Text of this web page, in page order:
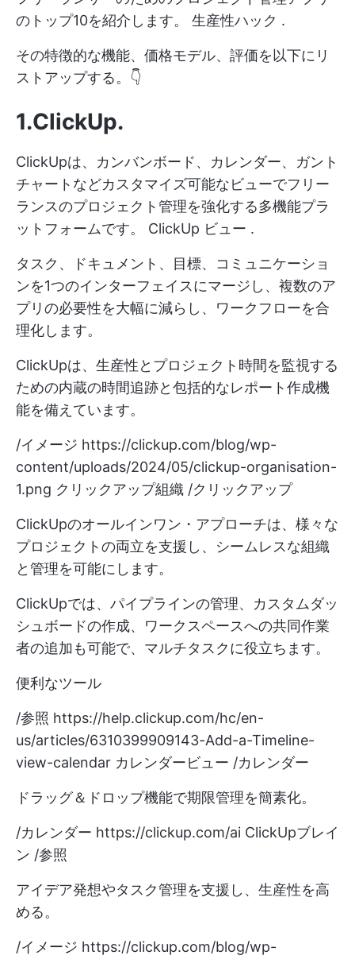
のトップ10を紹介します。 生産性ハック .
その特徴的な機能、価格モデル、評価を以下にリ
ストアップする。👇
1.ClickUp.
ClickUpは、カンバンボード、カレンダー、ガント
チャートなどカスタマイズ可能なビューでフリー
ランスのプロジェクト管理を強化する多機能プラ
ットフォームです。 ClickUp ビュー .
タスク、ドキュメント、目標、コミュニケーショ
ンを1つのインターフェイスにマージし、複数のア
プリの必要性を大幅に減らし、ワークフローを合
理化します。
ClickUpは、生産性とプロジェクト時間を監視する
ための内蔵の時間追跡と包括的なレポート作成機
能を備えています。
/イメージ https://clickup.com/blog/wp-
content/uploads/2024/05/clickup-organisation-
1.png クリックアップ組織 /クリックアップ
ClickUpのオールインワン・アプローチは、様々な
プロジェクトの両立を支援し、シームレスな組織
と管理を可能にします。
ClickUpでは、パイプラインの管理、カスタムダッ
シュボードの作成、ワークスペースへの共同作業
者の追加も可能で、マルチタスクに役立ちます。
便利なツール
/参照 https://help.clickup.com/hc/en-
us/articles/6310399909143-Add-a-Timeline-
view-calendar カレンダービュー /カレンダー
ドラッグ＆ドロップ機能で期限管理を簡素化。
/カレンダー https://clickup.com/ai ClickUpブレイ
ン /参照
アイデア発想やタスク管理を支援し、生産性を高
める。
/イメージ https://clickup.com/blog/wp-